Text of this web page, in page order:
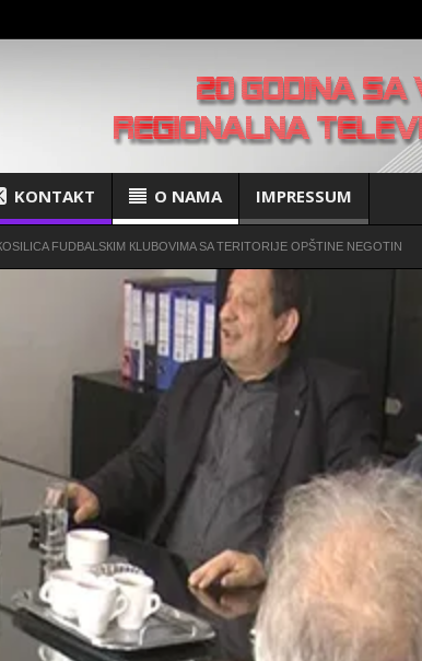
KONTAKT O NAMA IMPRESSUM
КLUBOVIMA SA TERITORIJE OPŠTINE NEGOTIN PU Bor: